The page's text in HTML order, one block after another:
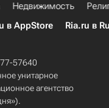
Недвижимость
в AppStore Ria.ru в
57640
унитарное
агентство